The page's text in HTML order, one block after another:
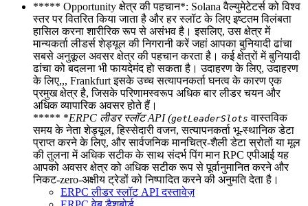
***** Opportunity क्षेत्र की पहचान*: Solana वैल्युमेटेटर्स को विश्व
स्तर पर वितरित किया जाता है और हर स्लॉट के लिए इष्टतम विलंबता
हासिल करना शारीरिक रूप से असंभव है। इसलिए, उस क्षेत्र में
मान्यकर्ता लीडर्स शेड्यूल की निगरानी करें जहां आपका बुनियादी ढांचा
सबसे अनुकूल अवसर क्षेत्र की पहचान करता है। कई क्षेत्रों में बुनियादी
ढांचा को बदलना भी फायदेमंद हो सकता है। उदाहरण के लिए, उदाहरण
के लिए,,, Frankfurt इसके उच्च सत्यापनकर्ता घनत्व के कारण एक
प्रमुख क्षेत्र है, जिसके परिणामस्वरूप अधिक बार लीडर चयन और
अधिक व्यापारिक अवसर होते हैं।
***** *ERPC लीडर स्लॉट API (getLeaderSlots वास्तविक
समय के नेता शेड्यूल, हिस्सेदारी वजन, सत्यापनकर्ता भू-स्थानिक डेटा
प्राप्त करने के लिए, और सार्वजनिक मानचित्र-शैली डेटा स्रोतों या मूल
की तुलना में अधिक सटीक के साथ संदर्भ पिंग मान RPC एपीआई यह
आपको अवसर क्षेत्र को अधिक सटीक रूप से पूर्वानुमानित करने और
निकट-zero-अक्षीय ट्रेडों को निष्पादित करने की अनुमति देता है।
ERPC लीडर स्लॉट API दस्तावेज़